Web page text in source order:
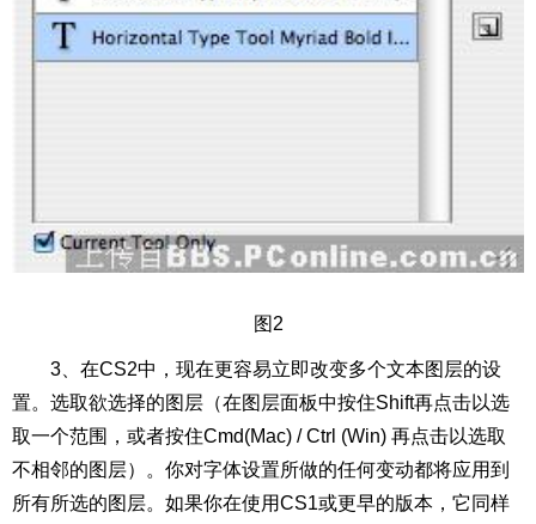
图2
3、在CS2中，现在更容易立即改变多个文本图层的设
置。选取欲选择的图层（在图层面板中按住Shift再点击以选
取一个范围，或者按住Cmd(Mac) / Ctrl (Win) 再点击以选取
不相邻的图层）。你对字体设置所做的任何变动都将应用到
所有所选的图层。如果你在使用CS1或更早的版本，它同样